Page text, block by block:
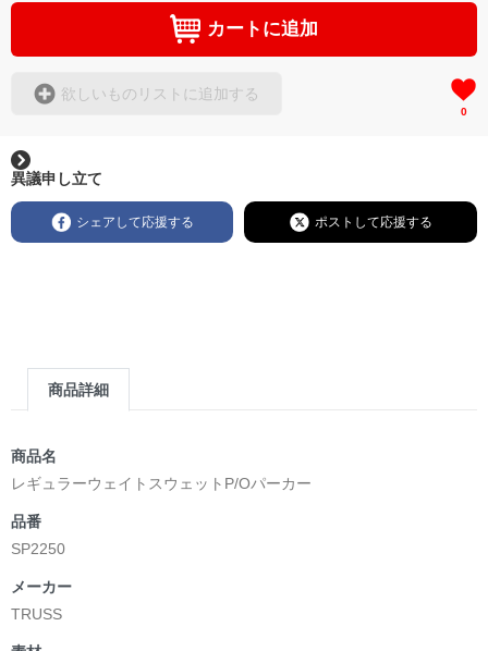
カートに追加
欲しいものリストに追加する
0
異議申し立て
シェアして応援する ポストして応援する
商品詳細
商品名
レギュラーウェイトスウェットP/Oパーカー
品番
SP2250
メーカー
TRUSS